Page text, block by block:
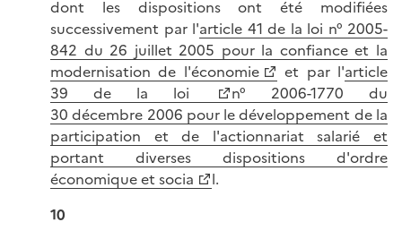
dont les dispositions ont été modifiées
successivement par l'article 41 de la loi n° 2005-
842 du 26 juillet 2005 pour la confiance et la
modernisation de l'économie
et par l'article
39 de la loi
n° 2006-1770 du
30 décembre 2006 pour le développement de la
participation et de l'actionnariat salarié et
portant diverses dispositions d'ordre
économique et socia
l.
10